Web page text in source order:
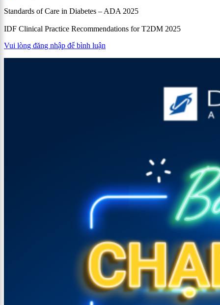
Standards of Care in Diabetes – ADA 2025
IDF Clinical Practice Recommendations for T2DM 2025
Vui lòng đăng nhập để bình luận